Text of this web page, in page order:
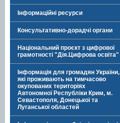
Інформаційні ресурси
Консультативно-дорадчі органи
Національний проєкт з цифрової
грамотності "Дія.Цифрова освіта"
Інформація для громадян України,
які проживають на тимчасово
окупованих територіях
Автономної Республіки Крим, м.
Севастополя, Донецької та
Луганської областей